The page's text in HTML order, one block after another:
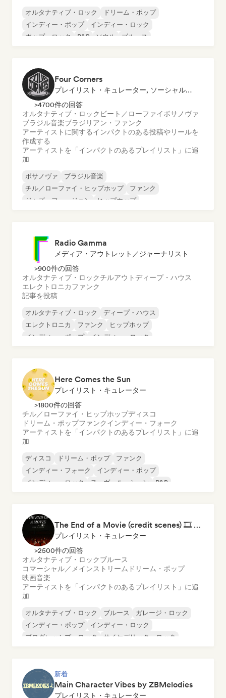
オルタナティブ・ロック
ドリーム・ポップ
インディー・ポップ
インディー・ロック
ポップ・ロック
R&B ソウル ブルース
Four Corners
プレイリスト・キュレーター, ソーシャルメディアインフルエンサー
>4700件の回答
オルタナティブ・ロック ビート／ローファイボサノヴァ
ブラジル音楽ブラジリアン・ファンク
アーティストに関するインパクトのある投稿やリールを
作成する
アーティストを「インパクトのあるプレイリスト」に追
加
ボサノヴァ
ブラジル音楽
チル／ローファイ・ヒップホップ
ファンク
ジャズ・フュージョン
ヒップホップ
Radio Gamma
メディア・アウトレット／ジャーナリスト
>900件の回答
オルタナティブ・ロックチルアウトディープ・ハウス
エレクトロニカファンク
記事を投稿
オルタナティブ・ロック
ディープ・ハウス
エレクトロニカ
ファンク
ヒップホップ
インディー・ポップ
インディー・ロック
Here Comes the Sun
プレイリスト・キュレーター
>1800件の回答
チル／ローファイ・ヒップホップディスコ
ドリーム・ポップファンクインディー・フォーク
アーティストを「インパクトのあるプレイリスト」に追
加
ディスコ ドリーム・ポップ
ファンク
インディー・フォーク
インディー・ポップ
インディー・ロック
ヌーヴェル・シーン R&B
The End of a Movie (credit scenes) 🎞️ Cinematic Dream Pop & Bedroom Indie
プレイリスト・キュレーター
>2500件の回答
オルタナティブ・ロックブルース
コマーシャル／メインストリーム ドリーム・ポップ
映画音楽
アーティストを「インパクトのあるプレイリスト」に追
加
オルタナティブ・ロック ブルース
ガレージ・ロック
インディー・ポップ
インディー・ロック
プログレッシブ・ロック
サイケデリック・ロック
新着
Main Character Vibes by ZBMelodies
プレイリスト・キュレーター